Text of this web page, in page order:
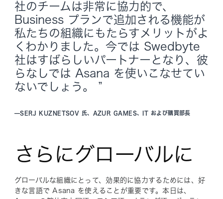
社のチームは非常に協力的で、
Business プランで追加される機能が
私たちの組織にもたらすメリットがよ
くわかりました。今では Swedbyte
社はすばらしいパートナーとなり、彼
らなしでは Asana を使いこなせてい
ないでしょう。 ”
—SERJ KUZNETSOV 氏、AZUR GAMES、IT および購買部長
さらにグローバルに
グローバルな組織にとって、効果的に協力するためには、好
きな言語で Asana を使えることが重要です。本日は、